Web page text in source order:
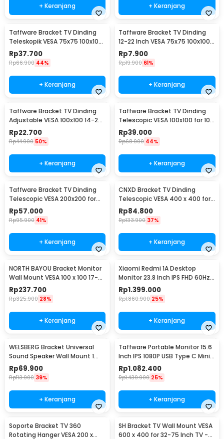
+ Keranjang + Keranjang
Taffware Bracket TV Dinding
Teleskopik VESA 75x75 100x100
10-32 Inch - HY-210
Rp37.700
Rp66.900 44%
+ Keranjang
Taffware Bracket TV Dinding
12-22 Inch VESA 75x75 100x100
8kg
Rp7.900
Rp19.900 61%
+ Keranjang
Taffware Bracket TV Dinding
Adjustable VESA 100x100 14-24
Inch - TV-W24
Rp22.700
Rp44.900 50%
+ Keranjang
Taffware Bracket TV Dinding
Telescopic VESA 100x100 for 10-
26 Inch TV - X-100
Rp39.000
Rp68.900 44%
+ Keranjang
Taffware Bracket TV Dinding
Telescopic VESA 200x200 for
32-55 Inch TV - X-400
Rp57.000
Rp95.900 41%
+ Keranjang
CNXD Bracket TV Dinding
Telescopic VESA 400 x 400 for
26-55 Inch TV - CN814
Rp84.800
Rp133.900 37%
+ Keranjang
NORTH BAYOU Bracket Monitor
Wall Mount VESA 100 x 100 17-27
Inch TV - F120
Rp237.700
Rp325.900 28%
+ Keranjang
Xiaomi Redmi 1A Desktop
Monitor 23.8 Inch IPS FHD 60Hz
Ultra-thin HDMI - RMMNT238NF
Rp1.399.000
Rp1.860.900 25%
+ Keranjang
WELSBERG Bracket Universal
Sound Speaker Wall Mount 1
Pair - SW-03B
Rp69.900
Rp113.900 39%
+ Keranjang
Taffware Portable Monitor 15.6
Inch IPS 1080P USB Type C Mini
HDMI - LG156
Rp1.082.400
Rp1.439.900 25%
+ Keranjang
Soporte Bracket TV 360
Rotating Hanger VESA 200 x
SH Bracket TV Wall Mount VESA
600 x 400 for 32-75 Inch TV -